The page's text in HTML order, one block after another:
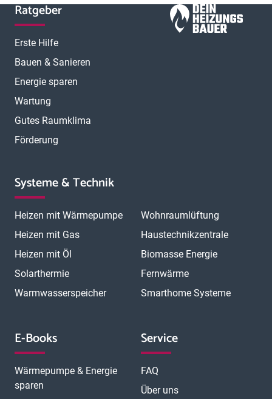
Ratgeber
Erste Hilfe
Bauen & Sanieren
Energie sparen
Wartung
Gutes Raumklima
Förderung
Systeme & Technik
Heizen mit Wärmepumpe
Heizen mit Gas
Heizen mit Öl
Solarthermie
Warmwasserspeicher
Wohnraumlüftung
Haustechnikzentrale
Biomasse Energie
Fernwärme
Smarthome Systeme
E-Books
Wärmepumpe & Energie
sparen
Service
FAQ
Über uns